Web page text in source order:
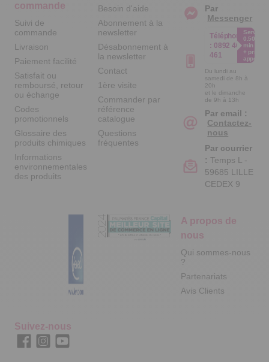
commande
Suivi de
commande
Livraison
Paiement facilité
Satisfait ou
remboursé, retour
ou échange
Codes
promotionnels
Glossaire des
produits chimiques
Informations
environnementales
des produits
Besoin d'aide
Abonnement à la
newsletter
Désabonnement à
la newsletter
Contact
1ère visite
Commander par
référence
catalogue
Questions
fréquentes
A propos de
nous
Qui sommes-nous
?
Partenariats
Avis Clients
Par
Messenger
Téléphone
: 0892 461
461
Service
0.50€ /
min
+ prix
appel
Du lundi au
samedi de 8h à
20h
et le dimanche
de 9h à 13h
Par email :
Contactez-
nous
Par courrier
: Temps L -
59685 LILLE
CEDEX 9
Suivez-nous